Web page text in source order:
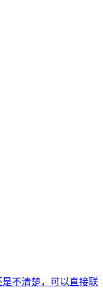
不清楚，可以直接联